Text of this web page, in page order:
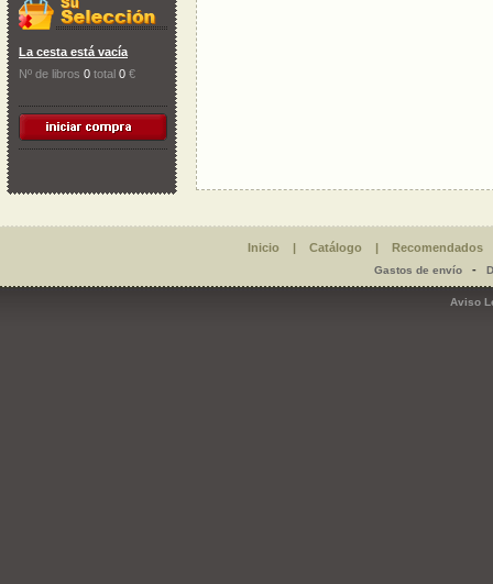
La cesta está vacía
Nº de libros 0 total 0 €
Inicio | Catálogo | Recomendados
Gastos de envío-
Aviso